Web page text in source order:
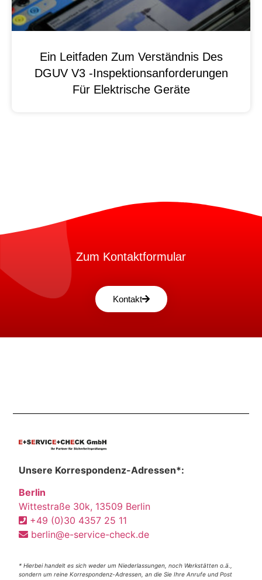
Ein Leitfaden Zum Verständnis Des
DGUV V3 -Inspektionsanforderungen
Für Elektrische Geräte
Zum Kontaktformular
Kontakt
Unsere Korrespondenz-Adressen*:
Berlin
Wittestraße 30k, 13509 Berlin
+49 (0)30 4357 25 11
berlin@e-service-check.de
* Hierbei handelt es sich weder um Niederlassungen, noch Werkstätten o.ä.,
sondern um reine Korrespondenz-Adressen, an die Sie Ihre Anrufe und Post